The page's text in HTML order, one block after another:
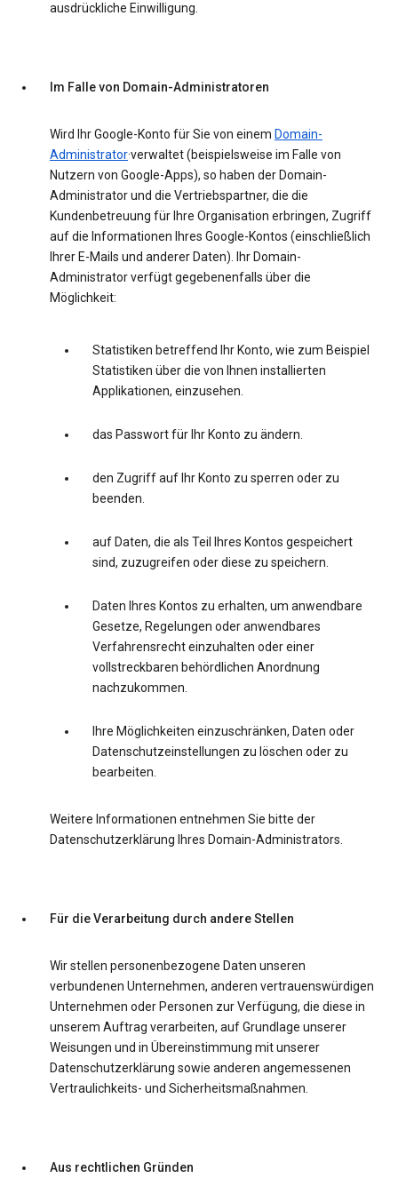
ausdrückliche Einwilligung.
Im Falle von Domain-Administratoren
Wird Ihr Google-Konto für Sie von einem Domain-
Administrator·verwaltet (beispielsweise im Falle von
Nutzern von Google-Apps), so haben der Domain-
Administrator und die Vertriebspartner, die die
Kundenbetreuung für Ihre Organisation erbringen, Zugriff
auf die Informationen Ihres Google-Kontos (einschließlich
Ihrer E-Mails und anderer Daten). Ihr Domain-
Administrator verfügt gegebenenfalls über die
Möglichkeit:
Statistiken betreffend Ihr Konto, wie zum Beispiel
Statistiken über die von Ihnen installierten
Applikationen, einzusehen.
das Passwort für Ihr Konto zu ändern.
den Zugriff auf Ihr Konto zu sperren oder zu
beenden.
auf Daten, die als Teil Ihres Kontos gespeichert
sind, zuzugreifen oder diese zu speichern.
Daten Ihres Kontos zu erhalten, um anwendbare
Gesetze, Regelungen oder anwendbares
Verfahrensrecht einzuhalten oder einer
vollstreckbaren behördlichen Anordnung
nachzukommen.
Ihre Möglichkeiten einzuschränken, Daten oder
Datenschutzeinstellungen zu löschen oder zu
bearbeiten.
Weitere Informationen entnehmen Sie bitte der
Datenschutzerklärung Ihres Domain-Administrators.
Für die Verarbeitung durch andere Stellen
Wir stellen personenbezogene Daten unseren
verbundenen Unternehmen, anderen vertrauenswürdigen
Unternehmen oder Personen zur Verfügung, die diese in
unserem Auftrag verarbeiten, auf Grundlage unserer
Weisungen und in Übereinstimmung mit unserer
Datenschutzerklärung sowie anderen angemessenen
Vertraulichkeits- und Sicherheitsmaßnahmen.
Aus rechtlichen Gründen